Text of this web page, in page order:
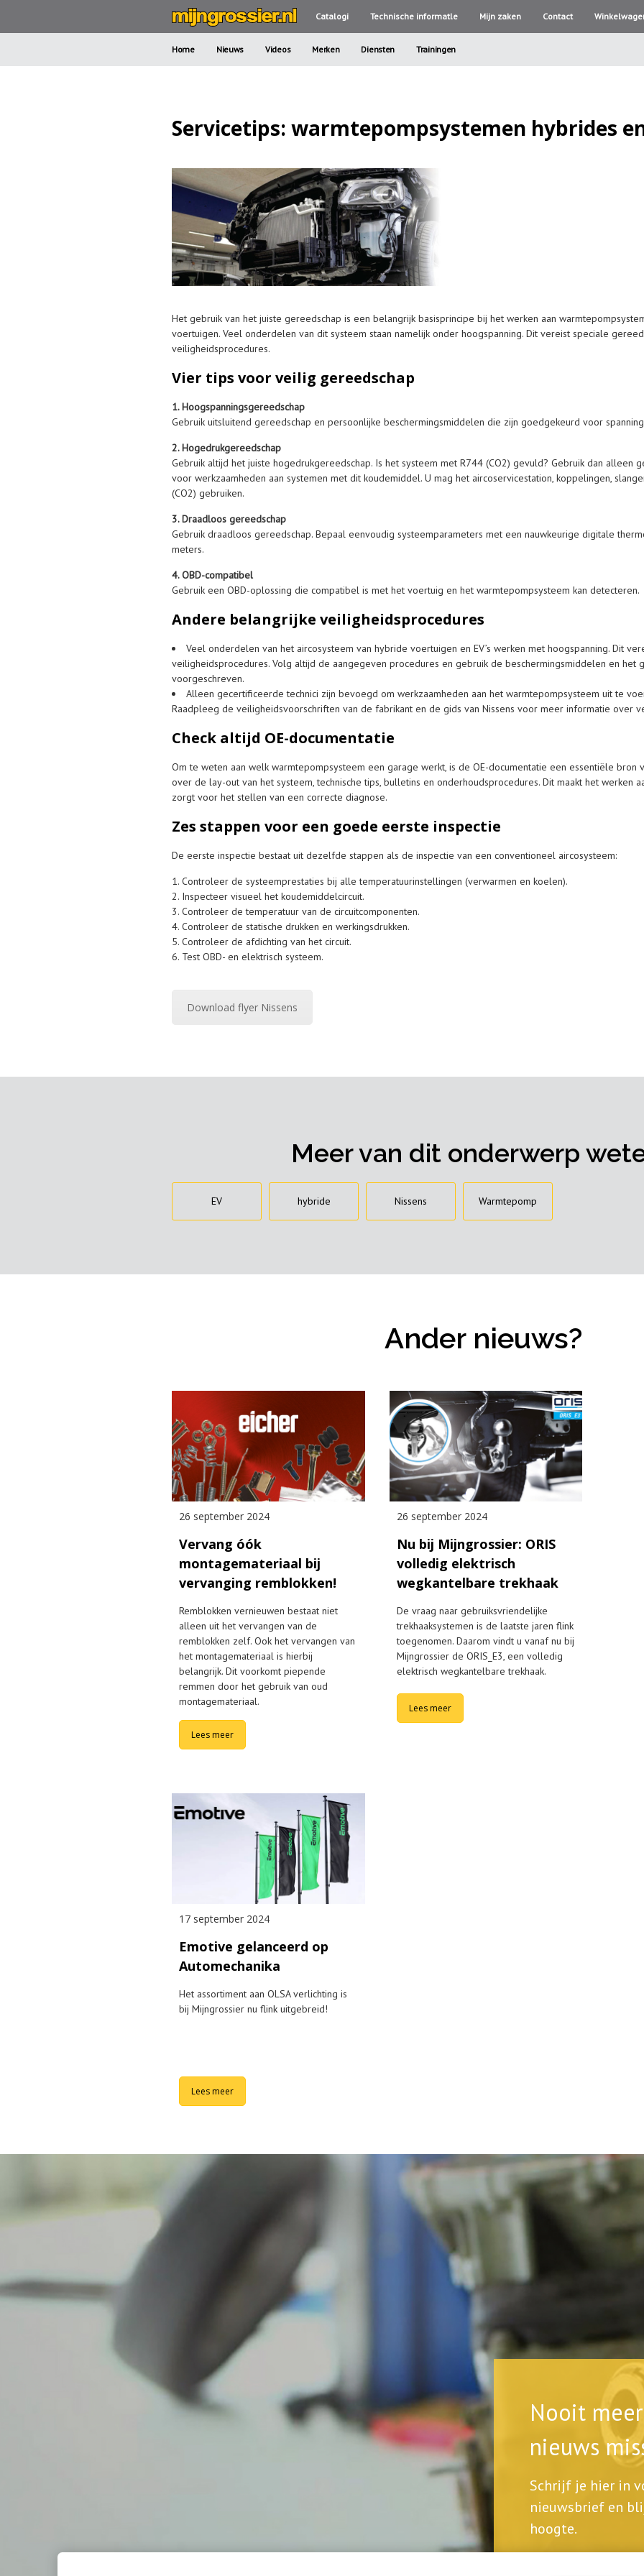
Catalogi Technische informatle Mijn zaken Contact
Home Nieuws Videos Merken Diensten Trainingen
Servicetips: warmtepompsystemen hybrides en
Het gebruik van het juiste gereedschap is een belangrijk basisprincipe bij het werken aan
voertuigen. Veel onderdelen van dit systeem staan namelijk onder hoogspanning. Dit vereist speciale
veiligheidsprocedures.
Vier tips voor veilig gereedschap
1. Hoogspanningsgereedschap
Gebruik uitsluitend gereedschap en persoonlijke beschermingsmiddelen die zijn goedgekeurd voor
2. Hogedrukgereedschap
Gebruik altijd het juiste hogedrukgereedschap. Is het systeem met R744 (CO2) gevuld? Gebruik dan alleen
voor werkzaamheden aan systemen met dit koudemiddel. U mag het aircoservicestation, koppelingen,
(CO2) gebruiken.
3. Draadloos gereedschap
Gebruik draadloos gereedschap. Bepaal eenvoudig systeemparameters met een nauwkeurige digitale
meters.
4. OBD-compatibel
Gebruik een OBD-oplossing die compatibel is met het voertuig en het warmtepompsysteem kan detecteren.
Andere belangrijke veiligheidsprocedures
Veel onderdelen van het aircosysteem van hybride voertuigen en EV’s werken met hoogspanning. Dit
veiligheidsprocedures. Volg altijd de aangegeven procedures en gebruik de beschermingsmiddelen en het
voorgeschreven.
Alleen gecertificeerde technici zijn bevoegd om werkzaamheden aan het warmtepompsysteem uit te
Raadpleeg de veiligheidsvoorschriften van de fabrikant en de gids van Nissens voor meer informatie over
Check altijd OE-documentatie
Om te weten aan welk warmtepompsysteem een garage werkt, is de OE-documentatie een essentiële bron
over de lay-out van het systeem, technische tips, bulletins en onderhoudsprocedures. Dit maakt het werken
zorgt voor het stellen van een correcte diagnose.
Zes stappen voor een goede eerste inspectie
De eerste inspectie bestaat uit dezelfde stappen als de inspectie van een conventioneel aircosysteem:
1. Controleer de systeemprestaties bij alle temperatuurinstellingen (verwarmen en koelen).
2. Inspecteer visueel het koudemiddelcircuit.
3. Controleer de temperatuur van de circuitcomponenten.
4. Controleer de statische drukken en werkingsdrukken.
5. Controleer de afdichting van het circuit.
6. Test OBD- en elektrisch systeem.
Download flyer Nissens
Meer van dit onderwerp
EV hybride Nissens Warmtepomp
Ander nieuws?
26 september 2024
Vervang óók
montagemateriaal bij
vervanging remblokken!
Remblokken vernieuwen bestaat niet
alleen uit het vervangen van de
remblokken zelf. Ook het vervangen van
het montagemateriaal is hierbij
belangrijk. Dit voorkomt piepende
remmen door het gebruik van oud
montagemateriaal.
Lees meer
26 september 2024
Nu bij Mijngrossier: ORIS
volledig elektrisch
wegkantelbare trekhaak
De vraag naar gebruiksvriendelijke
trekhaaksystemen is de laatste jaren flink
toegenomen. Daarom vindt u vanaf nu bij
Mijngrossier de ORIS_E3, een volledig
elektrisch wegkantelbare trekhaak.
Lees meer
17 september 2024
Emotive gelanceerd op
Automechanika
Het assortiment aan OLSA verlichting is
bij Mijngrossier nu flink uitgebreid!
Lees meer
Nooit
nieuws
Schrijf je hier in
nieuwsbrief en
hoogte.